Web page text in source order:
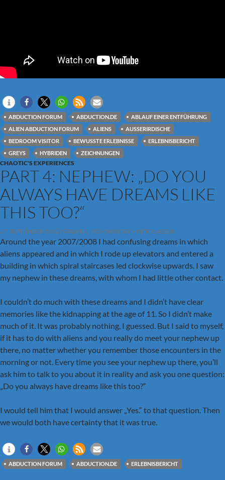
ABDUCTION FORUM ABDUCTION.DE
ABLAUF EINER ENTFÜHRUNG
ALIEN ABDUCTION FORUM
ALIENS
AUSSERIRDISCHE
BEDROOM VISITOR
BEWUSSTE ERLEBNISSE
ERLEBNISBERICHT
GREYS
HYBRIDEN ZEICHNUNGEN
CHAOTIC'S EXPERIENCES
PART 4: NEPHEW: „DO YOU
ALWAYS HAVE DREAMS LIKE
THIS TOO?“
27. SEPTEMBER 2022 STALKER KOMMENTAR HINTERLASSEN
Around the year 2007/2008 I had confusing dreams in which
aliens appeared and in which I rode up elevators and entered a
building in which spiral staircases led clockwise upwards. I saw
my nephew in these dreams, with whom I had little other contact.
I couldn’t do much with these dreams and I didn’t have clear
memories like the kidnapping at the age of 11. So I didn’t make
much of it. It was probably nothing, I guessed. But I said to myself,
if it has to do with aliens and you really do meet your nephew up
there, no matter whether you remember those encounters in the
morning or not. Every time you see your nephew up there, you’ll
ask him to talk to you about it in reality and ask you one question:
„Do you always have dreams like this too?“
I would tell him that I would answer „Yes.“ to that question. Then
we would both have certainty that it was true.
ABDUCTION FORUM ABDUCTION.DE ERLEBNISBERICHT